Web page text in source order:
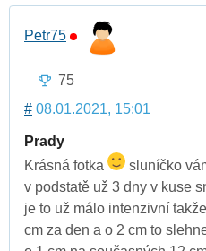
Petr75
75
# 08.01.2021, 15:01
Prady
Krásná fotka
sluníčko
v podstatě už 3 dny v kuse
je to už málo intenzivní
cm za den a o 2 cm to